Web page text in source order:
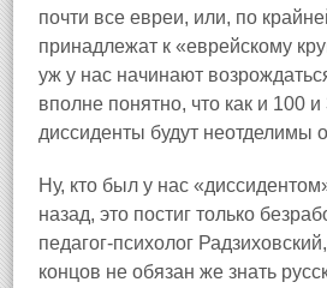
почти все евреи, или, по
принадлежат к «еврейскому
уж у нас начинают
вполне понятно, что как и 100 и
диссиденты будут неотделимы
Ну, кто был у нас
назад, это постиг только
педагог‑психолог
концов не обязан же знать